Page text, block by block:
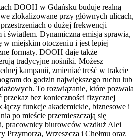
DOOH w Gdańsku buduje realną
zlokalizowane przy głównych ulicach,
o dużej frekwencji
światłem. Dynamiczna emisja sprawia,
w miejskim otoczeniu i jest lepiej
formaty. DOOH daje także
tradycyjne nośniki. Możesz
kampanii, zmieniać treść w trakcie
do godzin największego ruchu lub
To rozwiązanie, które pozwala
bez konieczności fizycznej
funkcje akademickie, biznesowe i
po mieście przemieszczają się
pracownicy biurowców wzdłuż Alei
Przymorza, Wrzeszcza i Chełmu oraz